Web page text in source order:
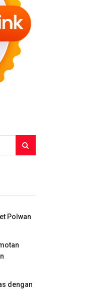
Polwan
dengan